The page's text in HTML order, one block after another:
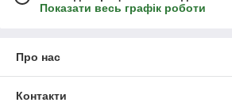
Показати весь графік роботи
Про нас
Контакти